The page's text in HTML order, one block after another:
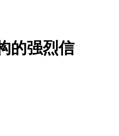
的强烈信